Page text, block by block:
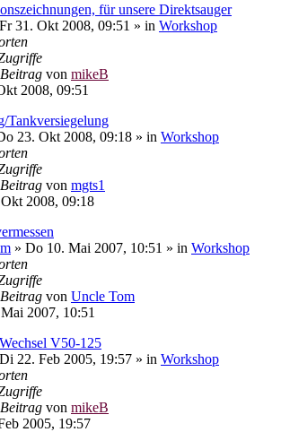
für unsere Direktsauger
Fr 31. Okt 2008, 09:51 » in Workshop
von mikeB
2008, 09:51
Tankversiegelung
23. Okt 2008, 09:18 » in Workshop
von mgts1
2008, 09:18
» Do 10. Mai 2007, 10:51 » in Workshop
von Uncle Tom
2007, 10:51
V50-125
Di 22. Feb 2005, 19:57 » in Workshop
von mikeB
2005, 19:57